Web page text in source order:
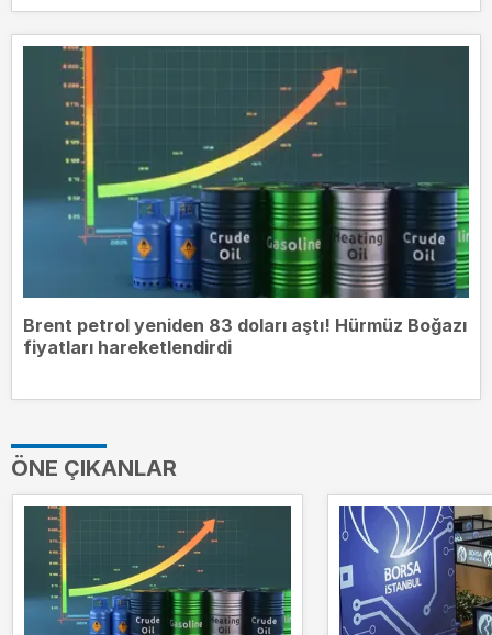
Brent petrol yeniden 83 doları aştı! Hürmüz Boğazı
fiyatları hareketlendirdi
ÖNE ÇIKANLAR